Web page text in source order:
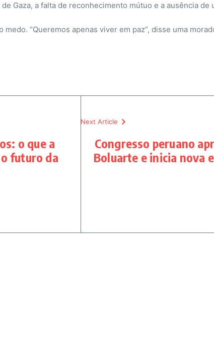
Gaza, a falta de reconhecimento mútuo e a ausência
“Queremos apenas viver em paz”, disse uma
o que a
futuro da
Next Article
Congresso peruano
Boluarte e inicia nova